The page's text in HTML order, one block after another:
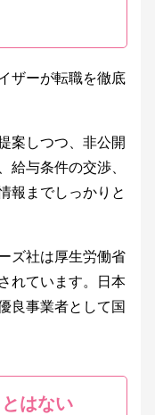
ザーが転職を徹底
案しつつ、非公開
給与条件の交渉、
報までしっかりと
ズ社は厚生労働省
れています。日本
良事業者として国
はない